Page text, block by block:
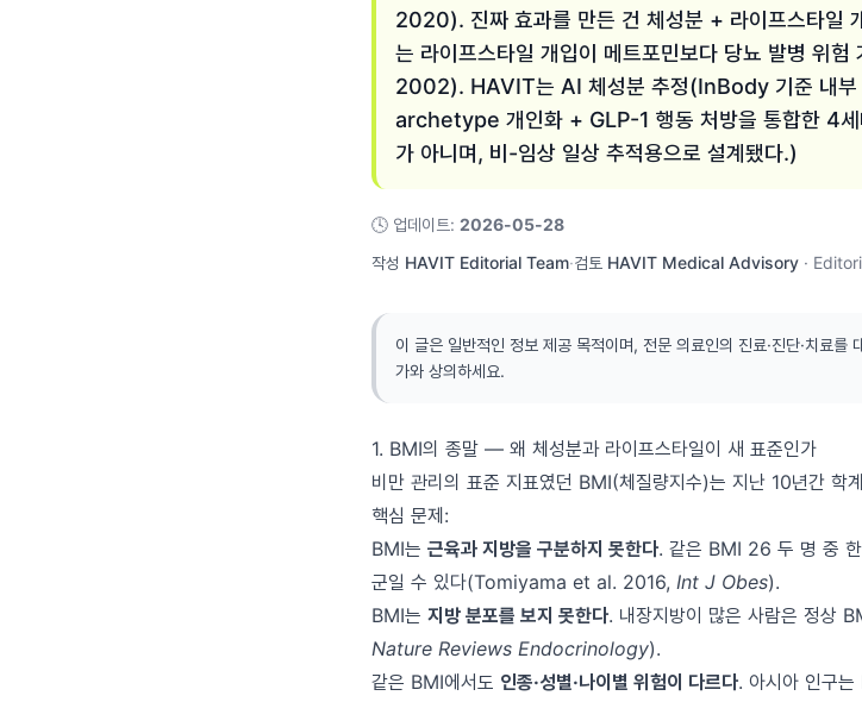
2020). 진짜 효과를 만든 건 체성분 + 라이프스타일
는 라이프스타일 개입이 메트포민보다 당뇨 발병 위
2002). HAVIT는 AI 체성분 추정(InBody 기준 내
archetype 개인화 + GLP-1 행동 처방을 통합한 4
가 아니며, 비-임상 일상 추적용으로 설계됐다.)
🕓 업데이트: 2026-05-28
작성 HAVIT Editorial Team·검토 HAVIT Medical Advisory ·
이 글은 일반적인 정보 제공 목적이며, 전문 의료인의 진료·진단·치료
가와 상의하세요.
1. BMI의 종말 — 왜 체성분과 라이프스타일이 새 표준인가
비만 관리의 표준 지표였던 BMI(체질량지수)는 지난 10년간 학
핵심 문제:
BMI는 근육과 지방을 구분하지 못한다. 같은 BMI 26 두 명 중 한
군일 수 있다(Tomiyama et al. 2016, Int J Obes).
BMI는 지방 분포를 보지 못한다. 내장지방이 많은 사람은 정상
Nature Reviews Endocrinology).
같은 BMI에서도 인종·성별·나이별 위험이 다르다. 아시아 인구